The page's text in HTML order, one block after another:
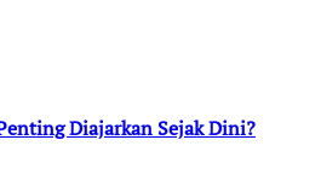
Diajarkan Sejak Dini?